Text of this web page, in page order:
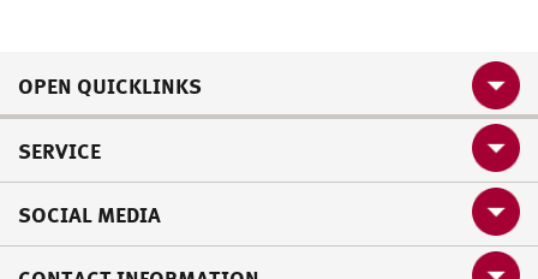
OPEN QUICKLINKS
SERVICE
SOCIAL MEDIA